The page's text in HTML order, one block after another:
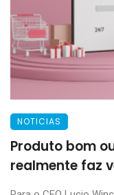
NOTICIAS
Produto bom
realmente faz